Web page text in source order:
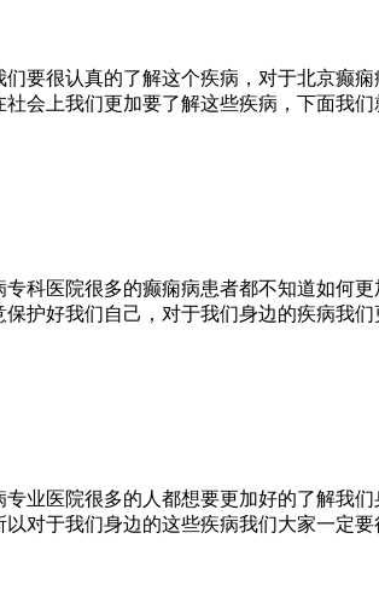
要很认真的了解这个疾病，对于北京癫
会上我们更加要了解这些疾病，下面我
科医院很多的癫痫病患者都不知道如何
护好我们自己，对于我们身边的疾病我
业医院很多的人都想要更加好的了解我
对于我们身边的这些疾病我们大家一定